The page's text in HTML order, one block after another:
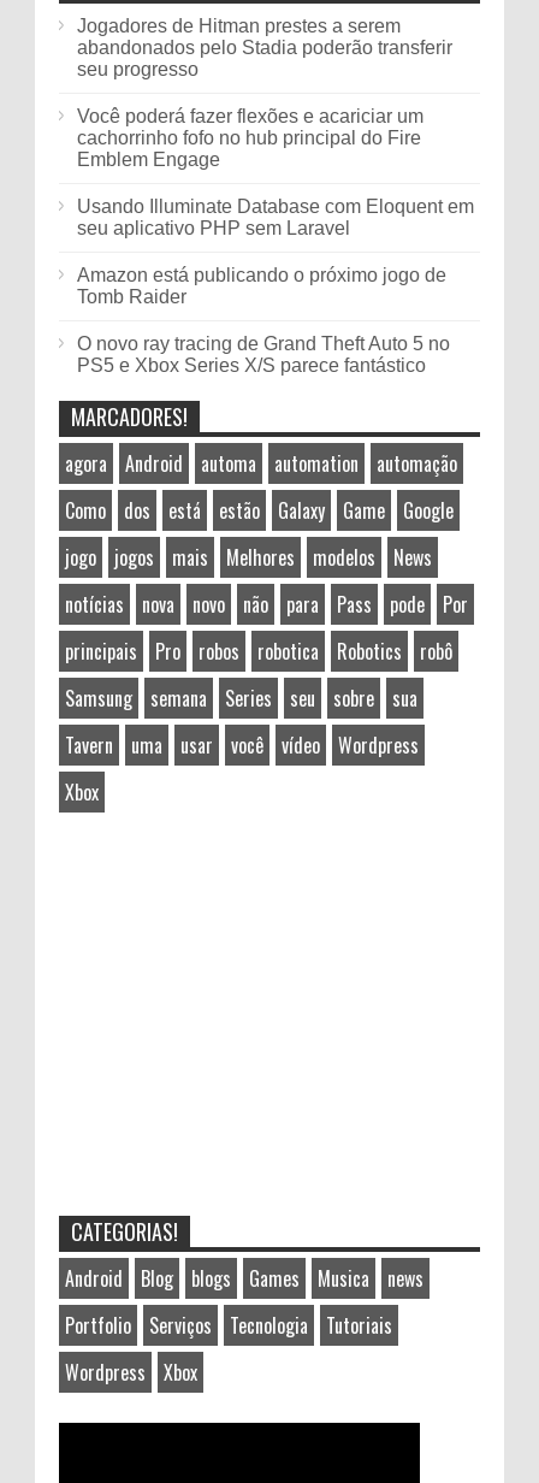
Jogadores de Hitman prestes a serem
abandonados pelo Stadia poderão transferir
seu progresso
Você poderá fazer flexões e acariciar um
cachorrinho fofo no hub principal do Fire
Emblem Engage
Usando Illuminate Database com Eloquent em
seu aplicativo PHP sem Laravel
Amazon está publicando o próximo jogo de
Tomb Raider
O novo ray tracing de Grand Theft Auto 5 no
PS5 e Xbox Series X/S parece fantástico
MARCADORES!
agora Android automa automation
automação
Como
dos está estão Galaxy Game
Google
jogo
jogos mais Melhores modelos
News
notícias
nova novo não para Pass pode
Por
principais
Pro robos robotica Robotics
robô
Samsung
semana Series seu sobre
sua
Tavern
uma usar você vídeo
Wordpress
Xbox
CATEGORIAS!
Android Blog blogs Games Musica
news
Portfolio
Serviços Tecnologia
Tutoriais
Wordpress
Xbox